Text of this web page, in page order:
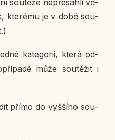
sou­tě­že ne­pře­sáh­li vě­
kte­ré­mu je v době sou­
ka­te­go­rii, která od­
může sou­tě­žit i
přímo do vyš­ší­ho sou­